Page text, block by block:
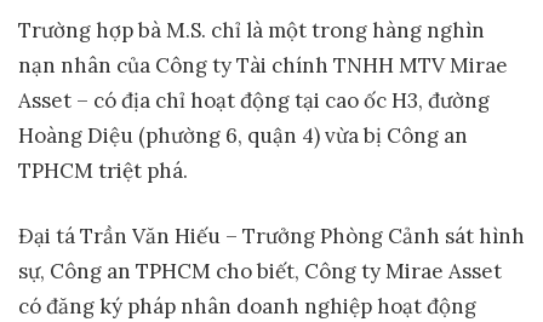
Trường hợp bà M.S. chỉ là một trong hàng nghìn
nạn nhân của Công ty Tài chính TNHH MTV Mirae
Asset – có địa chỉ hoạt động tại cao ốc H3, đường
Hoàng Diệu (phường 6, quận 4) vừa bị Công an
TPHCM triệt phá.
Đại tá Trần Văn Hiếu – Trưởng Phòng Cảnh sát hình
sự, Công an TPHCM cho biết, Công ty Mirae Asset
có đăng ký pháp nhân doanh nghiệp hoạt động